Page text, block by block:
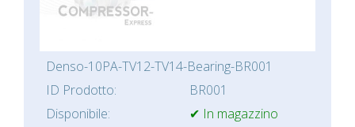
Denso-10PA-TV12-TV14-Bearing-BR001
ID Prodotto:
BR001
Disponibile:
✔ In magazzino